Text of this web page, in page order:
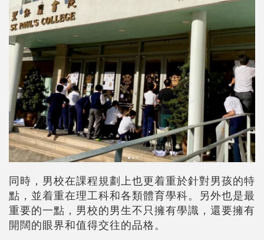
同時，男校在課程規劃上也更着重於針對男孩的特
點，並着重在理工科和各類體育學科。另外也是最
重要的一點，男校的男生不只擁有學識，還要擁有
開闊的眼界和值得交往的品格。